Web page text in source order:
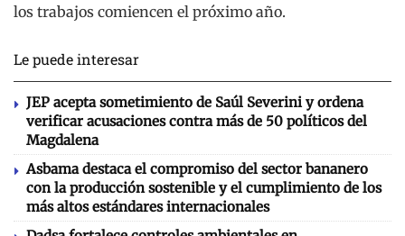
los trabajos comiencen el próximo año.
Le puede interesar
JEP acepta sometimiento de Saúl Severini y ordena
verificar acusaciones contra más de 50 políticos del
Magdalena
Asbama destaca el compromiso del sector bananero
con la producción sostenible y el cumplimiento de los
más altos estándares internacionales